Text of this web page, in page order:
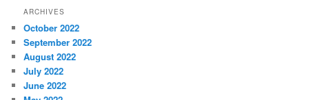
ARCHIVES
October 2022
September 2022
August 2022
July 2022
June 2022